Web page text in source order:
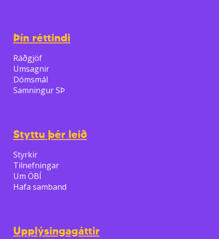
Þín réttindi
Ráðgjöf
Umsagnir
Dómsmál
Samningur SÞ
Styttu þér leið
Styrkir
Tilnefningar
Um ÖBÍ
Hafa samband
Upplýsingagáttir